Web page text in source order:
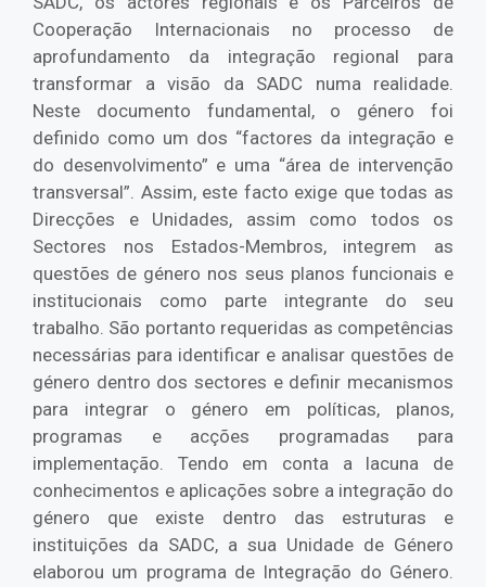
Cooperação Internacionais no processo de
aprofundamento da integração regional para
transformar a visão da SADC numa realidade.
Neste documento fundamental, o género foi
definido como um dos “factores da integração e
do desenvolvimento” e uma “área de intervenção
transversal”. Assim, este facto exige que todas as
Direcções e Unidades, assim como todos os
Sectores nos Estados-Membros, integrem as
questões de género nos seus planos funcionais e
institucionais como parte integrante do seu
trabalho. São portanto requeridas as competências
necessárias para identificar e analisar questões de
género dentro dos sectores e definir mecanismos
para integrar o género em políticas, planos,
programas e acções programadas para
implementação. Tendo em conta a lacuna de
conhecimentos e aplicações sobre a integração do
género que existe dentro das estruturas e
instituições da SADC, a sua Unidade de Género
elaborou um programa de Integração do Género.